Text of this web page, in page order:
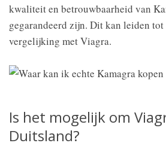
kwaliteit en betrouwbaarheid van
gegarandeerd zijn. Dit kan leiden
vergelijking met Viagra.
Is het mogelijk om
Duitsland?